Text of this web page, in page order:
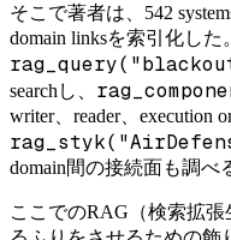
そこで著者は、542
domain linksを索引化した。
searchし、
writer、reader、execution
domain間の接続面も調べ
ここでのRAG（検索拡